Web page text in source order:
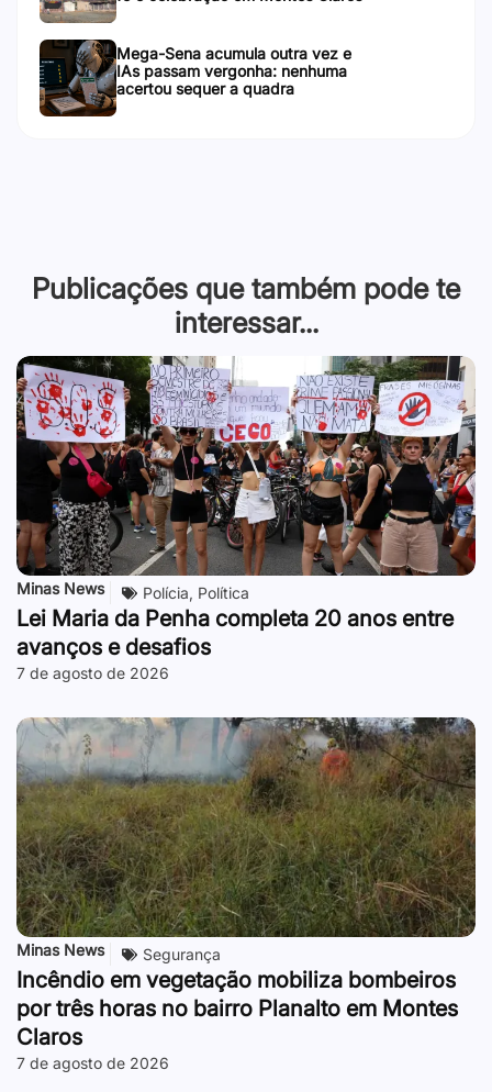
Mega-Sena acumula outra vez e
IAs passam vergonha: nenhuma
acertou sequer a quadra
Publicações que também pode te
interessar...
Minas News Polícia, Política
Lei Maria da Penha completa 20 anos entre
avanços e desafios
7 de agosto de 2026
Minas News Segurança
Incêndio em vegetação mobiliza bombeiros
por três horas no bairro Planalto em Montes
Claros
7 de agosto de 2026